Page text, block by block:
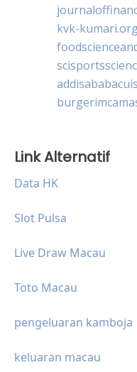
kvk-
Link Alternatif
Data HK
Slot Pulsa
Live Draw Macau
Toto Macau
pengeluaran kamboja
keluaran macau